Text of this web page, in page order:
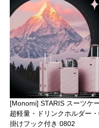
[Monomi] STARIS スーツケ
超軽量・ドリンクホルダー
掛けフック付き 0802